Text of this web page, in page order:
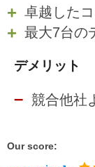
卓越した
最大7台の
デメリット
競合他社
Our score: